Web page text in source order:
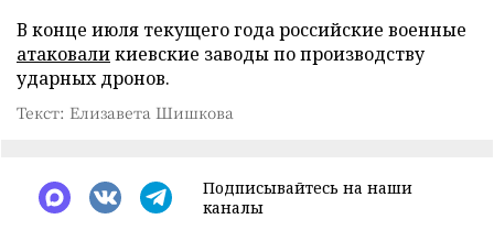
В конце июля текущего года российские военные
атаковаликиевские заводы по производству
ударных дронов.
Текст: Елизавета Шишкова
Подписывайтесь на наши
каналы